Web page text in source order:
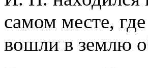
самом месте,
вошли в землю